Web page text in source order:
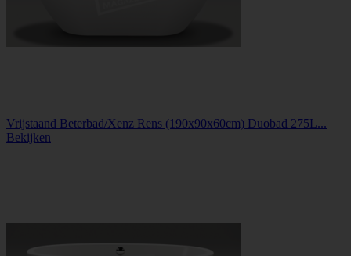
Vrijstaand Beterbad/Xenz Rens (190x90x60cm) Duobad 275L...
Bekijken